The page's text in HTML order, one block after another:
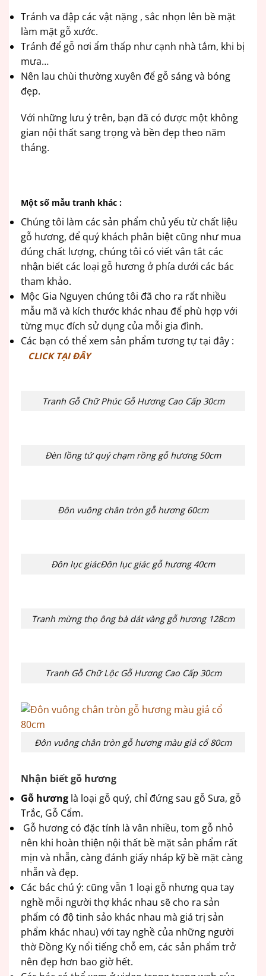
Tránh va đập các vật nặng , sắc nhọn lên bề mặt
làm mặt gỗ xước.
Tránh để gỗ nơi ẩm thấp như cạnh nhà tắm, khi bị
mưa…
Nên lau chùi thường xuyên để gỗ sáng và bóng
đẹp.
Với những lưu ý trên, bạn đã có được một không
gian nội thất sang trọng và bền đẹp theo năm
tháng.
Một số mẫu tranh khác :
Chúng tôi làm các sản phẩm chủ yếu từ chất liệu
gỗ hương, để quý khách phân biệt cũng như mua
đúng chất lượng, chúng tôi có viết vắn tắt các
nhận biết các loại gỗ hương ở phía dưới các bác
tham khảo.
Mộc Gia Nguyen chúng tôi đã cho ra rất nhiều
mẫu mã và kích thước khác nhau để phù hợp với
từng mục đích sử dụng của mỗi gia đình.
Các bạn có thể xem sản phẩm tương tự tại đây :
CLICK TẠI ĐÂY
Tranh Gỗ Chữ Phúc Gỗ Hương Cao Cấp 30cm
Đèn lồng tứ quý chạm rồng gỗ hương 50cm
Đôn vuông chân tròn gỗ hương 60cm
Đôn lục giácĐôn lục giác gỗ hương 40cm
Tranh mừng thọ ông bà dát vàng gỗ hương 128cm
Tranh Gỗ Chữ Lộc Gỗ Hương Cao Cấp 30cm
Đôn vuông chân tròn gỗ hương màu giả cổ 80cm
Nhận biết gỗ hương
Gỗ hương là loại gỗ quý, chỉ đứng sau gỗ Sưa, gỗ
Trắc, Gỗ Cẩm.
Gỗ hương có đặc tính là vân nhiều, tom gỗ nhỏ
nên khi hoàn thiện nội thất bề mặt sản phẩm rất
mịn và nhẵn, càng đánh giấy nháp kỹ bề mặt càng
nhẵn và đẹp.
Các bác chú ý: cũng vẫn 1 loại gỗ nhưng qua tay
nghề mỗi người thợ khác nhau sẽ cho ra sản
phẩm có độ tinh sảo khác nhau mà giá trị sản
phẩm khác nhau) với tay nghề của những người
thờ Đồng Kỵ nổi tiếng chỗ em, các sản phẩm trở
nên đẹp hơn bao giờ hết.